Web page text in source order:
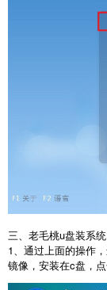
三、老毛桃u盘装系统
1、通过上面的操作
镜像，安装在c盘，点